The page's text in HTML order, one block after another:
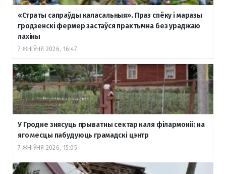
«Страты сапраўды каласальныя». Праз спёку і маразы
гродзенскі фермер застаўся практычна без ураджаю
лахіны
7 ЖНІЎНЯ 2026, 16:47
У Гродне знясуць прыватны сектар каля філармоніі: на
яго месцы пабудуюць грамадскі цэнтр
7 ЖНІЎНЯ 2026, 15:05